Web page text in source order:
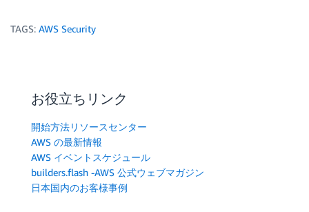
TAGS: AWS Security
お役立ちリンク
開始方法リソースセンター
AWS の最新情報
AWS イベントスケジュール
builders.flash -AWS 公式ウェブマガジン
日本国内のお客様事例